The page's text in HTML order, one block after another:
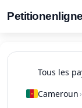
Tous les
Cameroun ›